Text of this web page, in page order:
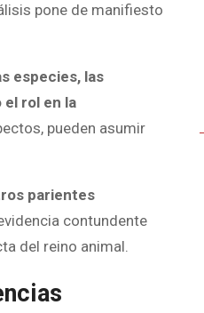
pone de manifiesto
especies, las
rol en la
pueden asumir
parientes
contundente
del reino animal.